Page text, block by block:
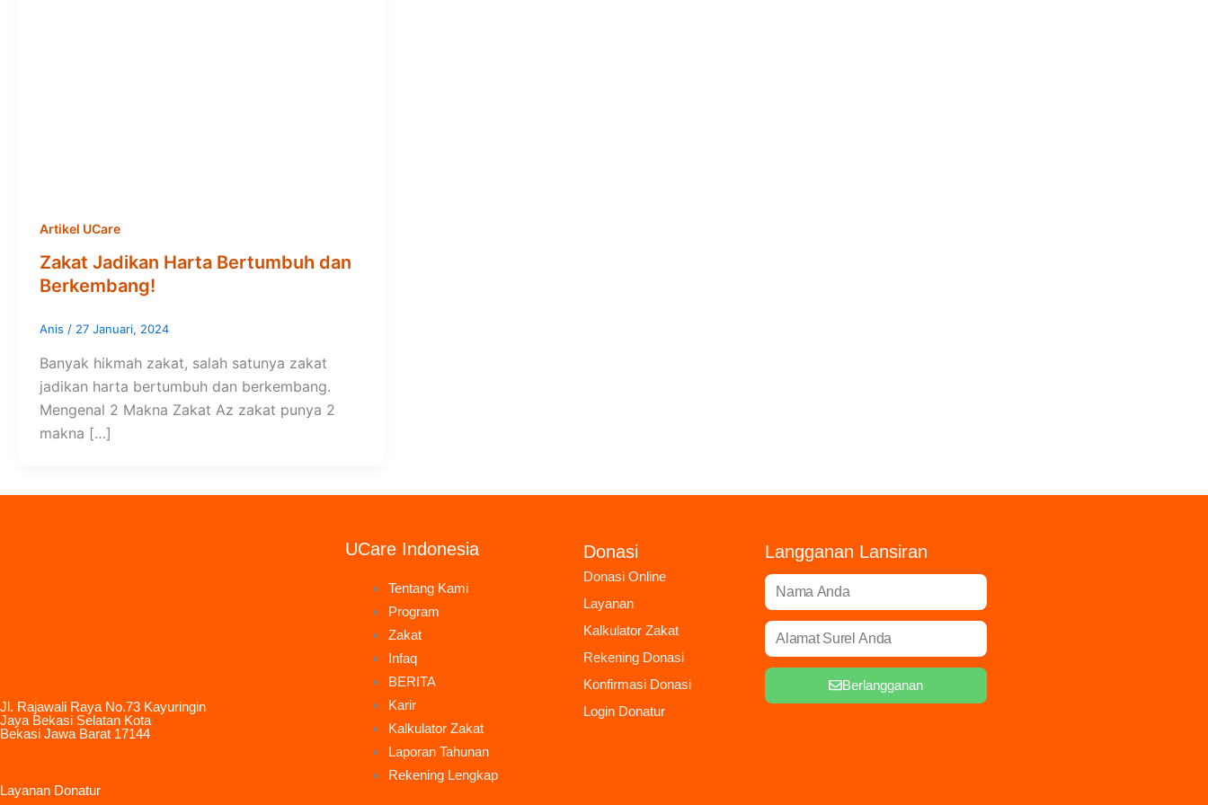
Artikel UCare
Zakat Jadikan Harta Bertumbuh dan
Berkembang!
Anis / 27 Januari, 2024
Banyak hikmah zakat, salah satunya zakat
jadikan harta bertumbuh dan berkembang.
Mengenal 2 Makna Zakat Az zakat punya 2
makna […]
Jl. Rajawali Raya No.73 Kayuringin
Jaya Bekasi Selatan Kota
Bekasi Jawa Barat 17144
Layanan Donatur
UCare Indonesia
Tentang Kami
Program
Zakat
Infaq
BERITA
Karir
Kalkulator Zakat
Laporan Tahunan
Rekening Lengkap
Donasi
Donasi Online
Layanan
Kalkulator Zakat
Rekening Donasi
Konfirmasi Donasi
Login Donatur
Langganan Lansiran
Berlangganan